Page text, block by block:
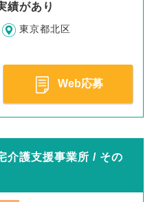
績があり
東京都北区
Web応募
介護支援事業所 / その